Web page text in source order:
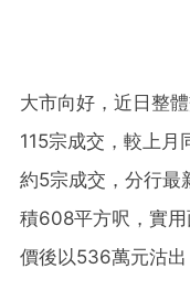
大市向好，近日整
115宗成交，較上月
約5宗成交，分行最
積608平方呎，實
價後以536萬元沽出